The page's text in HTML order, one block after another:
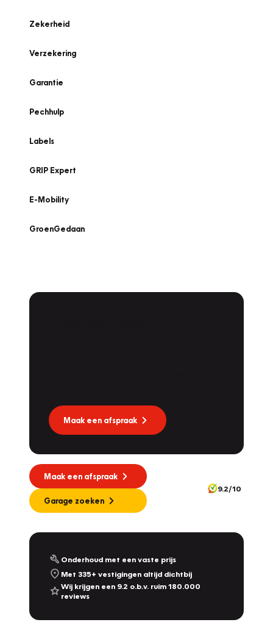
Zekerheid
Verzekering
Garantie
Pechhulp
Labels
GRIP Expert
E-Mobility
GroenGedaan
Maak een afspraak
Maak een afspraak
Garage zoeken
9.2/10
Onderhoud met een vaste prijs
Met 335+ vestigingen altijd dichtbij
Wij krijgen een 9.2 o.b.v. ruim 180.000
reviews